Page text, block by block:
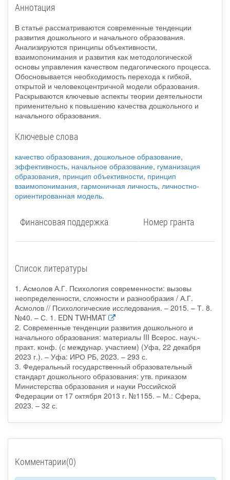
Аннотация
В статье рассматриваются современные тенденции
развития дошкольного и начального образования.
Анализируются принципы объективности,
взаимопонимания и развития как методологической
основы управления качеством педагогического процесса.
Обосновывается необходимость перехода к гибкой,
открытой и человекоцентричной модели образования.
Раскрываются ключевые аспекты теории деятельности
применительно к повышению качества дошкольного и
начального образования.
Ключевые слова
качество образования, дошкольное образование,
эффективность, начальное образование, гуманизация
образования, принцип объективности, принцип
взаимопонимания, гармоничная личность, личностно-
ориентированная модель.
Финансовая поддержка Номер гранта
Список литературы
1. Асмолов А.Г. Психология современности: вызовы
неопределенности, сложности и разнообразия / А.Г.
Асмолов // Психологические исследования. – 2015. – Т. 8.
№40. – С. 1. EDN TWHMAT
2. Современные тенденции развития дошкольного и
начального образования: материалы III Всерос. науч.-
практ. конф. (с междунар. участием) (Уфа, 22 декабря
2023 г.). – Уфа: ИРО РБ, 2023. – 293 с.
3. Федеральный государственный образовательный
стандарт дошкольного образования: утв. приказом
Министерства образования и науки Российской
Федерации от 17 октября 2013 г. №1155. – М.: Сфера,
2023. – 32 с.
Комментарии(0)